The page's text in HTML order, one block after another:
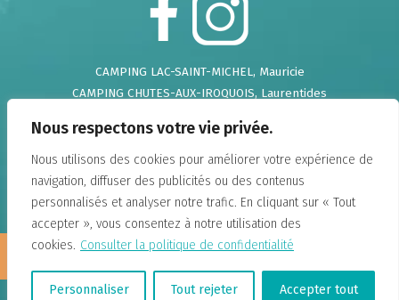
Nous respectons votre vie privée.
Nous utilisons des cookies pour améliorer votre expérience de
navigation, diffuser des publicités ou des contenus
personnalisés et analyser notre trafic. En cliquant sur « Tout
accepter », vous consentez à notre utilisation des
cookies. Consulter la politique de confidentialité
Personnaliser Tout rejeter Accepter tout
Nous
recrutons!
CAMPING LAC-SAINT-MICHEL, Mauricie
CAMPING CHUTES-AUX-IROQUOIS, Laurentides
CAMPING DU GOUFFRE, Charlevoix
CAMPING FALAISE-SUR-MER, Charlevoix
CAMPING ANNIE , Gaspésie
DOMAINE ANNIE-SUR-MER, Gaspésie
CAMPING LAC-DU-CERF, Hautes-Laurentides
CAMPING UNION BASKATONG, Outaouais